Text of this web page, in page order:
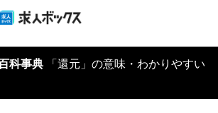
科事典